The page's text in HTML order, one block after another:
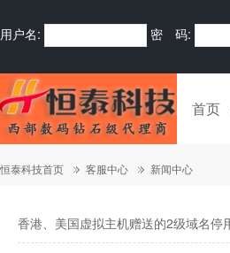
用户名: 密 码:
首页
恒泰科技首页 客服中心 新闻中心
香港、美国虚拟主机赠送的2级域名停